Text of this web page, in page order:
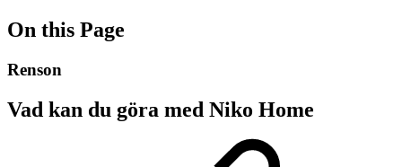
On this Page
Renson
Vad kan du göra med Niko Home